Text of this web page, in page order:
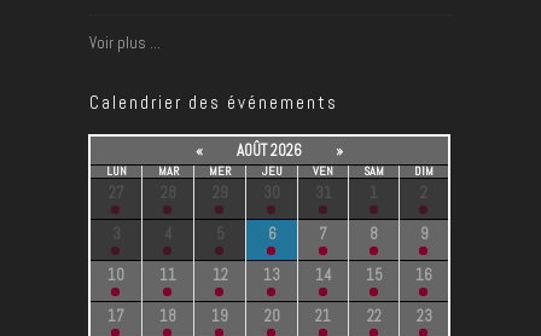
Voir plus …
Calendrier des événements
« AOÛT 2026 »
LUN MAR MER JEU VEN SAM DIM
27 28 29 30 31 1
2
3
5 6 7 8
9
10
11 12 13 14 15
16
17
18 19 20 21 22
23